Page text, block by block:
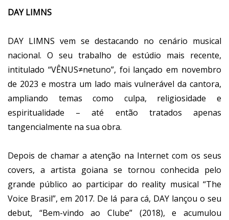
DAY LIMNS
DAY LIMNS vem se destacando no cenário musical
nacional. O seu trabalho de estúdio mais recente,
intitulado “VÊNUS≠netuno”, foi lançado em novembro
de 2023 e mostra um lado mais vulnerável da cantora,
ampliando temas como culpa, religiosidade e
espiritualidade – até então tratados apenas
tangencialmente na sua obra.
Depois de chamar a atenção na Internet com os seus
covers, a artista goiana se tornou conhecida pelo
grande público ao participar do reality musical “The
Voice Brasil”, em 2017. De lá para cá, DAY lançou o seu
debut, “Bem-vindo ao Clube” (2018), e acumulou